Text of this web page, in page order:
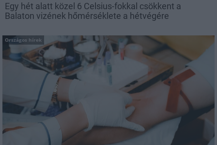
Egy hét alatt közel 6 Celsius-fokkal csökkent a
Balaton vizének hőmérséklete a hétvégére
Országos hírek